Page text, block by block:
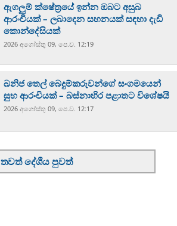
ඇගලුම් ක්ෂේත්‍රයේ ඉන්න ඔබට අසුබ
ආරංචියක් – ලබාදෙන සහනයක් සඳහා දැඩි
කොන්දේසියක්
2026 අගෝස්‍තු 09, පෙ.ව. 12:19
ඛනිජ තෙල් බෙදුම්කරුවන්ගේ සංගමයෙන්
සුභ ආරංචියක් – බස්නාහිර පළාතට විශේෂයි
2026 අගෝස්‍තු 09, පෙ.ව. 12:17
තවත් දේශීය පුවත්